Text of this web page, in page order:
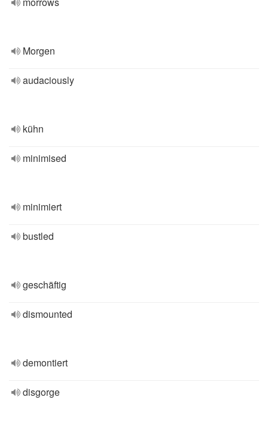
Morgen
audaciously
kühn
minimised
minimiert
bustled
geschäftig
dismounted
demontiert
disgorge